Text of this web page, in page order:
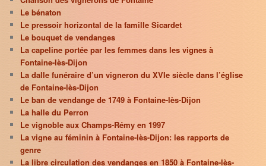
Le bénaton
Le pressoir horizontal de la famille Sicardet
Le bouquet de vendanges
La capeline portée par les femmes dans les vignes à
Fontaine-lès-Dijon
La dalle funéraire d’un vigneron du XVIe siècle dans l’église
de Fontaine-lès-Dijon
Le ban de vendange de 1749 à Fontaine-lès-Dijon
La halle du Perron
Le vignoble aux Champs-Rémy en 1997
La vigne au féminin à Fontaine-lès-Dijon: les rapports de
genre
La libre circulation des vendanges en 1850 à Fontaine-lès-